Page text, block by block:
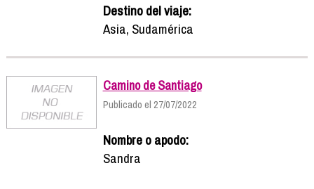
Destino del viaje:
Asia, Sudamérica
Camino de Santiago
Publicado el 27/07/2022
Nombre o apodo:
Sandra